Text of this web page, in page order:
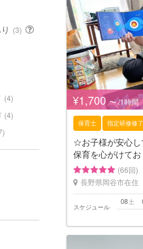
(3)
(4)
(4)
¥1,700 〜 /1時間
保育士 指定研修修了
☆お子様が安心し
保育を心がけて
(66回)
長野県岡谷市在住
スケジュール
土
08